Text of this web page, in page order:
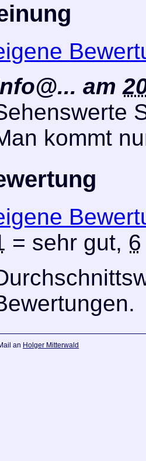
am
kommt
= sehr gut, 6
an Holger Mitterwald